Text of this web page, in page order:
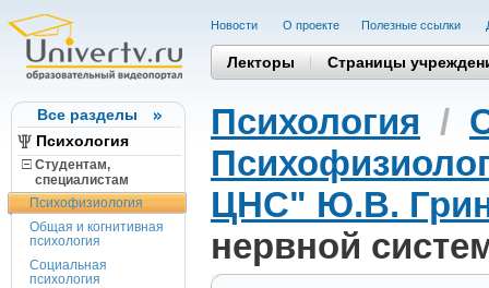
Все разделы
Психология
Студентам,
cпециалистам
Психофизиология
Общая и когнитивная
психология
Социальная
психология
Новости О проекте Полезные cсылки
Лекторы Страницы
Психология /
ЦНС" Ю.В.
нервной